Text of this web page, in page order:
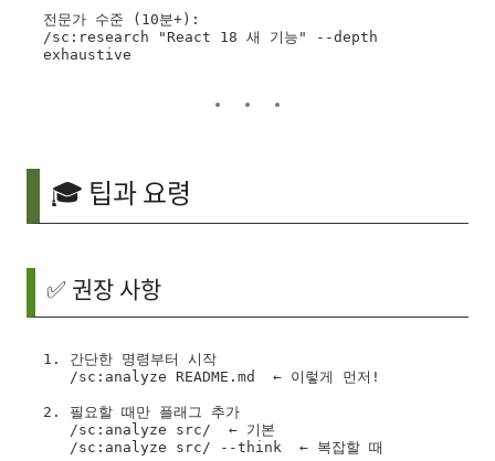
전문가 수준 (10분+):
/sc:research "React 18 새 기능" --depth
🎓 팁과 요령
✅ 권장 사항
1. 간단한 명령부터 시작
2. 필요할 때만 플래그 추가